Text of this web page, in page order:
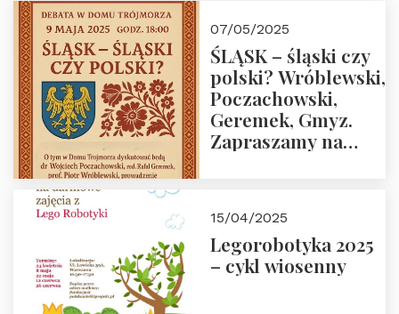
07/05/2025
ŚLĄSK – śląski czy
polski? Wróblewski,
Poczachowski,
Geremek, Gmyz.
Zapraszamy na
Trójmorza.
15/04/2025
Legorobotyka 2025
– cykl wiosenny